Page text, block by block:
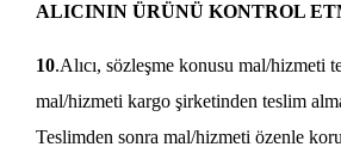
ALICININ ÜRÜNÜ KONTROL
10.Alıcı, sözleşme konusu mal/hizmeti
mal/hizmeti kargo şirketinden teslim
Teslimden sonra mal/hizmeti özenle